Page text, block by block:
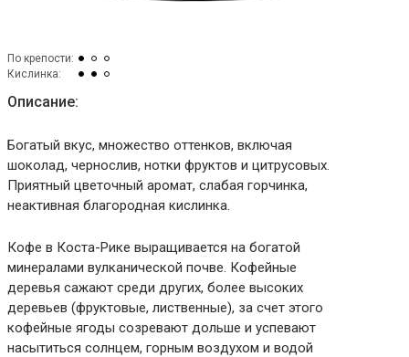
По крепости:
Кислинка:
Описание:
Богатый вкус, множество оттенков, включая
шоколад, чернослив, нотки фруктов и цитрусовых.
Приятный цветочный аромат, слабая горчинка,
неактивная благородная кислинка.
Кофе в Коста-Рике выращивается на богатой
минералами вулканической почве. Кофейные
деревья сажают среди других, более высоких
деревьев (фруктовые, лиственные), за счет этого
кофейные ягоды созревают дольше и успевают
насытиться солнцем, горным воздухом и водой